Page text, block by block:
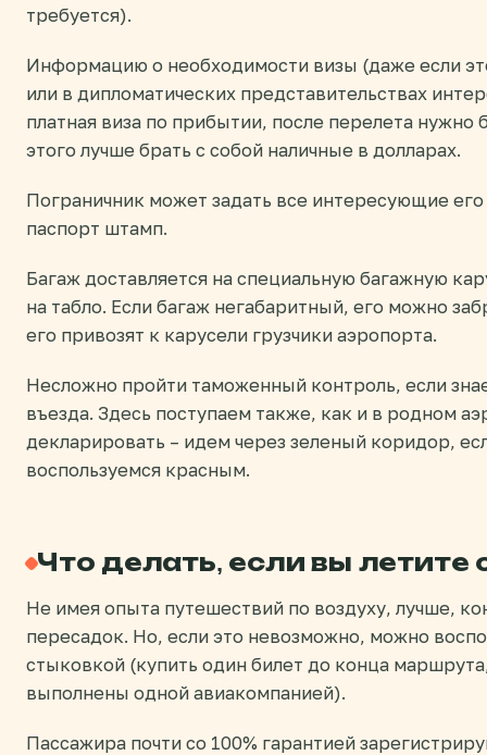
требуется).
Информацию о необходимости визы (даже если
или в дипломатических представительствах
платная виза по прибытии, после перелета нужно
этого лучше брать с собой наличные в долларах.
Пограничник может задать все интересующие
паспорт штамп.
Багаж доставляется на специальную багажную
на табло. Если багаж негабаритный, его можно
его привозят к карусели грузчики аэропорта.
Несложно пройти таможенный контроль, если
въезда. Здесь поступаем также, как и в родном
декларировать – идем через зеленый коридор,
воспользуемся красным.
Что делать, если вы летите
Не имея опыта путешествий по воздуху, лучше,
пересадок. Но, если это невозможно, можно
стыковкой (купить один билет до конца
выполнены одной авиакомпанией).
Пассажира почти со 100% гарантией